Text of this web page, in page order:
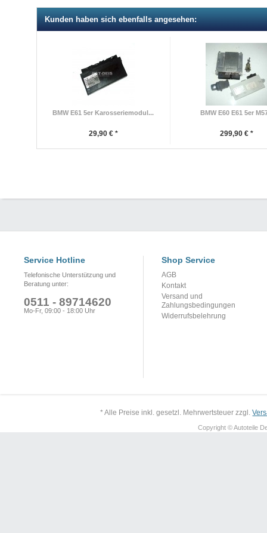
Kunden haben sich ebenfalls angesehen:
BMW E61 5er Karosseriemodul...
29,90 € *
BMW E60 E61 5er
299,90 € *
Service Hotline
Telefonische Unterstützung und
Beratung unter:
0511 - 89714620
Mo-Fr, 09:00 - 18:00 Uhr
Shop Service
AGB
Kontakt
Versand und
Zahlungsbedingungen
Widerrufsbelehrung
* Alle Preise inkl. gesetzl. Mehrwertsteuer zzgl.
Copyright © Autoteile